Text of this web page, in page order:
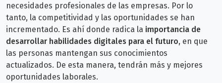
necesidades profesionales de las empresas. Por lo
tanto, la competitividad y las oportunidades se han
incrementado. Es ahí donde radica la importancia de
desarrollar habilidades digitales para el futuro, en que
las personas mantengan sus conocimientos
actualizados. De esta manera, tendrán más y mejores
oportunidades laborales.